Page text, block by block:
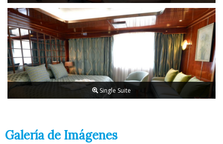
Single Suite
Galería de Imágenes